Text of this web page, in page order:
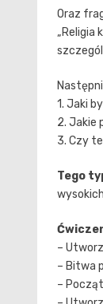
Oraz
„Religia
1. Jaki
2. Jakie
3. Czy
Tego
–
– Bitwa
–